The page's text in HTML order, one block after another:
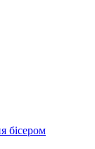
бісером